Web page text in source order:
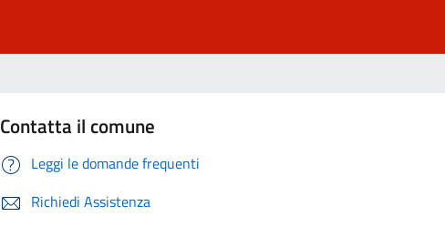
Contatta il comune
Leggi le domande frequenti
Richiedi Assistenza